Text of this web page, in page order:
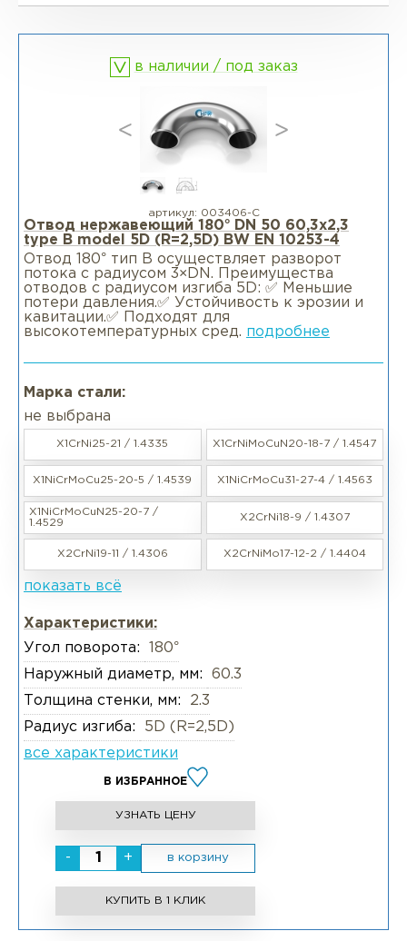
Фланцы раструбные SW
Фланцы свободные LJ
Фланцы воротниковые удлиненные
Фланцы воротниковые WN
в наличии / под заказ
артикул: 003406-С
Отвод нержавеющий 180° DN 50 60,3x2,3
type B model 5D (R=2,5D) BW EN 10253-4
Отвод 180° тип В осуществляет разворот
потока с радиусом 3×DN. Преимущества
отводов с радиусом изгиба 5D: ✅ Меньшие
потери давления.✅ Устойчивость к эрозии и
кавитации.✅ Подходят для
высокотемпературных сред. подробнее
Марка стали:
не выбрана
X1CrNi25-21 / 1.4335 X1CrNiMoCuN20-18-7 / 1.4547
X1NiCrMoCu25-20-5 / 1.4539 X1NiCrMoCu31-27-4 / 1.4563
X1NiCrMoCuN25-20-7 /
1.4529
X2CrNi18-9 / 1.4307
X2CrNi19-11 / 1.4306 X2CrNiMo17-12-2 / 1.4404
показать всё
Характеристики:
Угол поворота:
180°
Наружный диаметр, мм:
60.3
Толщина стенки, мм:
2.3
Радиус изгиба:
5D (R=2,5D)
все характеристики
В ИЗБРАННОЕ
УЗНАТЬ ЦЕНУ
- + в корзину
КУПИТЬ В 1 КЛИК